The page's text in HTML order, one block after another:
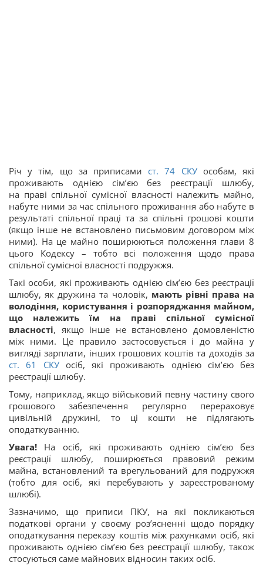
Річ у тім, що за приписамист. 74 СКУособам, які
проживають однією сім’єю без реєстрації шлюбу,
на праві спільної сумісної власності належить майно,
набуте ними за час спільного проживання або набуте в
результаті спільної праці та за спільні грошові кошти
(якщо інше не встановлено письмовим договором між
ними). На це майно поширюються положення глави 8
цього Кодексу – тобто всі положення щодо права
спільної сумісної власності подружжя.
Такі особи, які проживають однією сім’єю без реєстрації
шлюбу, як дружина та чоловік, мають рівні права на
володіння, користування і розпоряджання майном,
що належить їм на праві спільної сумісної
власності, якщо інше не встановлено домовленістю
між ними. Це правило застосовується і до майна у
вигляді зарплати, інших грошових коштів та доходів за
ст. 61 СКУосіб, які проживають однією сім’єю без
реєстрації шлюбу.
Тому, наприклад, якщо військовий певну частину свого
грошового забезпечення регулярно перераховує
цивільній дружині, то ці кошти не підлягають
оподаткуванню.
Увага! На осіб, які проживають однією сім’єю без
реєстрації шлюбу, поширюється правовий режим
майна, встановлений та врегульований для подружжя
(тобто для осіб, які перебувають у зареєстрованому
шлюбі).
Зазначимо, що приписи ПКУ, на які покликаються
податкові органи у своєму роз’ясненні щодо порядку
оподаткування переказу коштів між рахунками осіб, які
проживають однією сім’єю без реєстрації шлюбу, також
стосуються саме майнових відносин таких осіб.